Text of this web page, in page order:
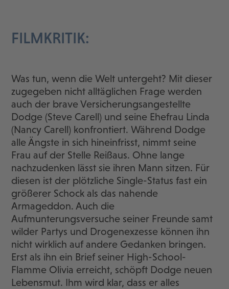
FILMKRITIK:
Was tun, wenn die Welt untergeht? Mit dieser
zugegeben nicht alltäglichen Frage werden
auch der brave Versicherungsangestellte
Dodge (Steve Carell) und seine Ehefrau Linda
(Nancy Carell) konfrontiert. Während Dodge
alle Ängste in sich hineinfrisst, nimmt seine
Frau auf der Stelle Reißaus. Ohne lange
nachzudenken lässt sie ihren Mann sitzen. Für
diesen ist der plötzliche Single-Status fast ein
größerer Schock als das nahende
Armageddon. Auch die
Aufmunterungsversuche seiner Freunde samt
wilder Partys und Drogenexzesse können ihn
nicht wirklich auf andere Gedanken bringen.
Erst als ihn ein Brief seiner High-School-
Flamme Olivia erreicht, schöpft Dodge neuen
Lebensmut. Ihm wird klar, dass er alles